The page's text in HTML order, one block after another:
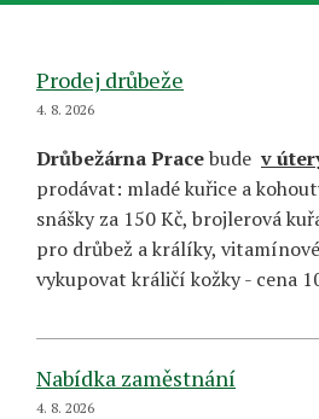
Prodej drůbeže
4. 8. 2026
Drůbežárna Pracebude v
prodávat: mladé kuřice a
snášky za 150 Kč, brojlerová
pro drůbež a králíky,
vykupovat králičí kožky - cena
Nabídka zaměstnání
4. 8. 2026